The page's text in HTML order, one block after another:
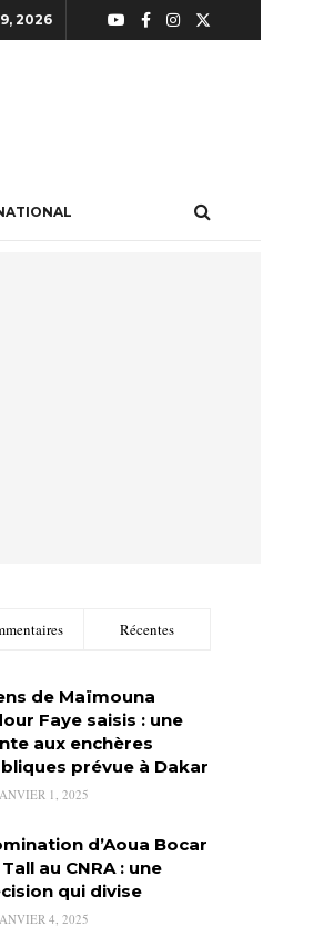
2026
Récentes
de Maïmouna
Faye saisis : une
aux enchères
prévue à Dakar
1, 2025
d’Aoua Bocar
au CNRA : une
qui divise
4, 2025